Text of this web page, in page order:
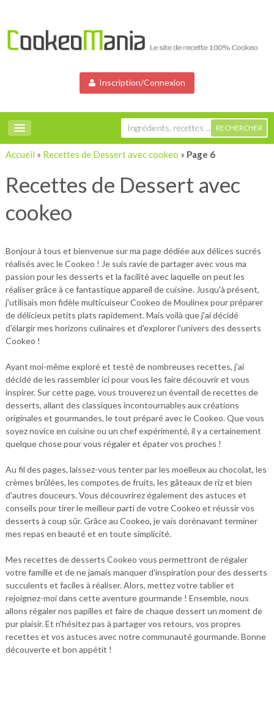
Inscription/Connexion
Accueil » Recettes de Dessert avec cookeo » Page 6
Recettes de Dessert avec
cookeo
Bonjour à tous et bienvenue sur ma page dédiée aux délices sucrés
réalisés avec le Cookeo ! Je suis ravie de partager avec vous ma
passion pour les desserts et la facilité avec laquelle on peut les
réaliser grâce à ce fantastique appareil de cuisine. Jusqu'à présent,
j'utilisais mon fidèle multicuiseur Cookeo de Moulinex pour préparer
de délicieux petits plats rapidement. Mais voilà que j'ai décidé
d'élargir mes horizons culinaires et d'explorer l'univers des desserts
Cookeo !
Ayant moi-même exploré et testé de nombreuses recettes, j'ai
décidé de les rassembler ici pour vous les faire découvrir et vous
inspirer. Sur cette page, vous trouverez un éventail de recettes de
desserts, allant des classiques incontournables aux créations
originales et gourmandes, le tout préparé avec le Cookeo. Que vous
soyez novice en cuisine ou un chef expérimenté, il y a certainement
quelque chose pour vous régaler et épater vos proches !
Au fil des pages, laissez-vous tenter par les moelleux au chocolat, les
crèmes brûlées, les compotes de fruits, les gâteaux de riz et bien
d'autres douceurs. Vous découvrirez également des astuces et
conseils pour tirer le meilleur parti de votre Cookeo et réussir vos
desserts à coup sûr. Grâce au Cookeo, je vais dorénavant terminer
mes repas en beauté et en toute simplicité.
Mes recettes de desserts Cookeo vous permettront de régaler
votre famille et de ne jamais manquer d'inspiration pour des desserts
succulents et faciles à réaliser. Alors, mettez votre tablier et
rejoignez-moi dans cette aventure gourmande ! Ensemble, nous
allons régaler nos papilles et faire de chaque dessert un moment de
pur plaisir. Et n'hésitez pas à partager vos retours, vos propres
recettes et vos astuces avec notre communauté gourmande. Bonne
découverte et bon appétit !